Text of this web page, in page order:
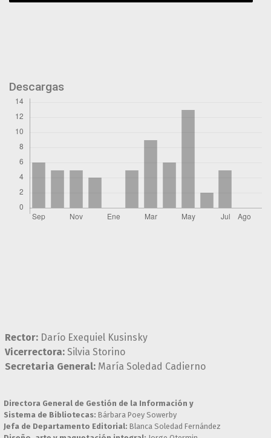
Descargas
Rector: Darío Exequiel Kusinsky
Vicerrectora: Silvia Storino
Secretaria General: María Soledad Cadierno
Directora General de Gestión de la Información y
Sistema de Bibliotecas: Bárbara Poey Sowerby
Jefa de Departamento Editorial: Blanca Soledad Fernández